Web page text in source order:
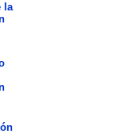
la